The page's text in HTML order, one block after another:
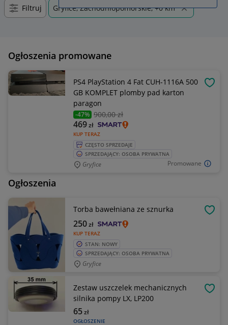
Filtruj Gryfice, Zachodniopomorskie, +0 km
Ogłoszenia promowane
Promowane
PS4 PlayStation 4 Fat CUH-1116A 500
GB KOMPLET plomby pad karton
paragon
-47% 900,00 zł
KUP TERAZ
469zł
CZĘSTO SPRZEDAJE
SPRZEDAJĄCY: OSOBA PRYWATNA
Gryfice
Ogłoszenia
Torba bawełniana ze sznurka
KUP TERAZ
250zł
STAN: NOWY
SPRZEDAJĄCY: OSOBA PRYWATNA
Gryfice
Zestaw uszczelek mechanicznych
silnika pompy LX, LP200
OGŁOSZENIE
65zł